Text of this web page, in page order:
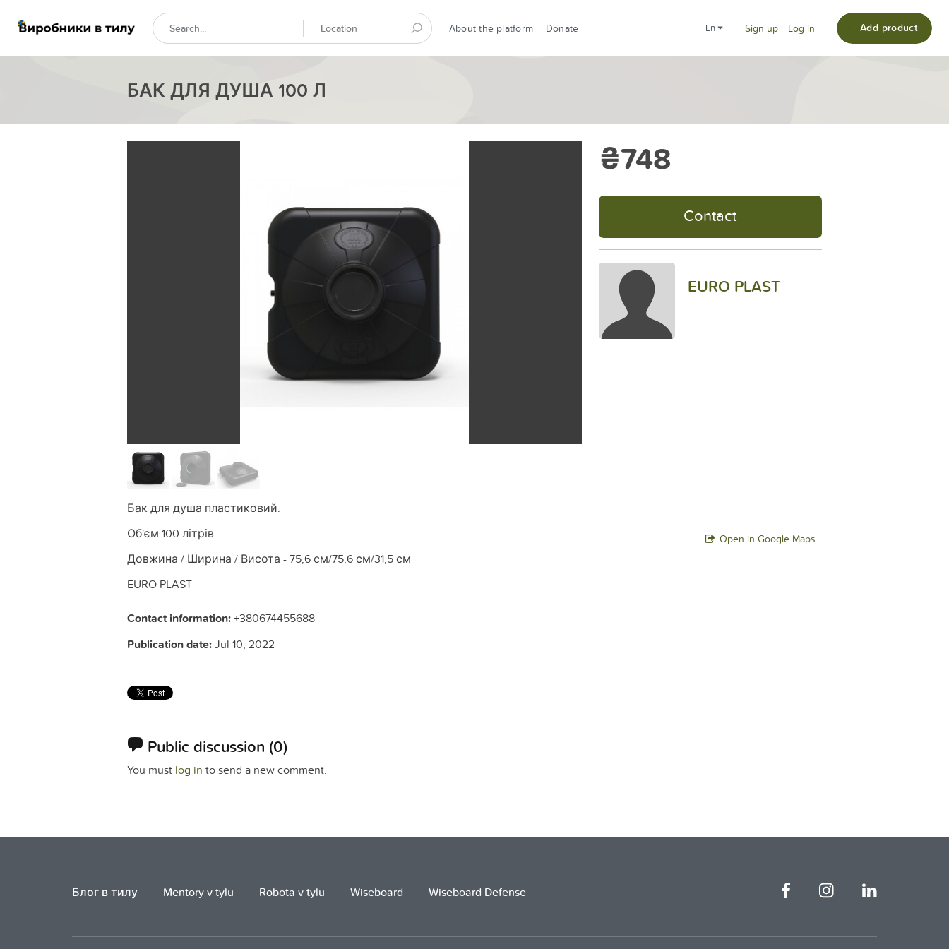
About the platform Donate en Sign up Log in + Add product
БАК ДЛЯ ДУША 100 Л
Бак для душа пластиковий.
Об'єм 100 літрів.
Довжина / Ширина / Висота - 75,6 см/75,6 см/31,5 см
EURO PLAST
Contact information:+380674455688
Publication date:Jul 10, 2022
Public discussion (0)
You must log in to send a new comment.
₴748
Contact
EURO PLAST
Open in Google Maps
Блог в тилу Mentory v tylu Robota v tylu Wiseboard Wiseboard Defense